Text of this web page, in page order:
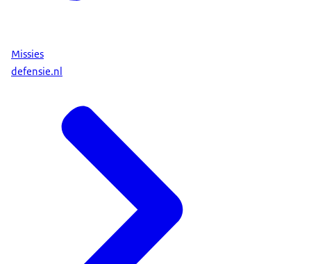
Missies
defensie.nl